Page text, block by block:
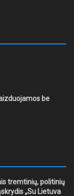
be
tremtinių, politinių
„Su Lietuva